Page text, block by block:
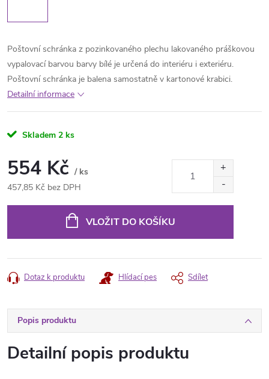
Poštovní schránka z pozinkovaného plechu lakovaného práškovou
vypalovací barvou barvy bílé je určená do interiéru i exteriéru.
Poštovní schránka je balena samostatně v kartonové krabici.
Detailní informace
Skladem 2 ks
554 Kč / ks
457,85 Kč bez DPH
VLOŽIT DO KOŠÍKU
Dotaz k produktu Hlídací pes Sdílet
Popis produktu
Detailní popis produktu